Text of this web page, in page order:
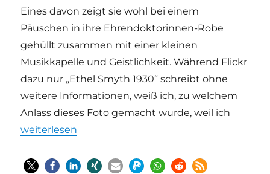
Eines davon zeigt sie wohl bei einem
Päuschen in ihre Ehrendoktorinnen-Robe
gehüllt zusammen mit einer kleinen
Musikkapelle und Geistlichkeit. Während Flickr
dazu nur „Ethel Smyth 1930“ schreibt ohne
weitere Informationen, weiß ich, zu welchem
Anlass dieses Foto gemacht wurde, weil ich
„Wie im Sog“
weiterlesen